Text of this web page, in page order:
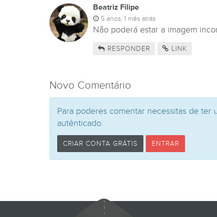
Beatriz Filipe
5 anos, 1 mês atrás
Não poderá estar a imagem
RESPONDER LINK
Novo Comentário
Para poderes comentar necessitas de
autênticado.
CRIAR CONTA GRÁTIS ENTRAR